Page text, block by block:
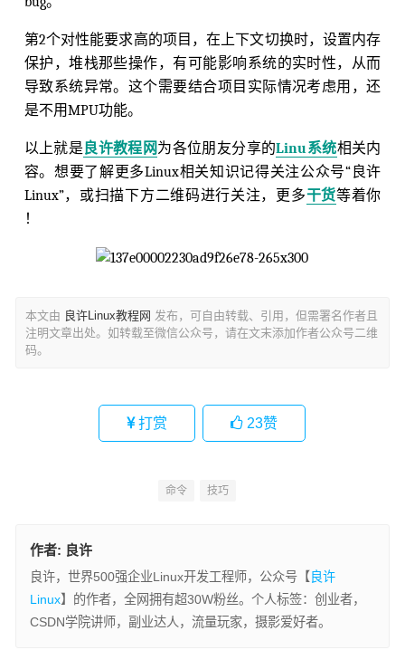
第2个对性能要求高的项目，在上下文切换时，设置内存
保护，堆栈那些操作，有可能影响系统的实时性，从而
导致系统异常。这个需要结合项目实际情况考虑用，还
是不用MPU功能。
以上就是良许教程网为各位朋友分享的Linu系统相关内
容。想要了解更多Linux相关知识记得关注公众号“良许
Linux”，或扫描下方二维码进行关注，更多干货等着你
！
本文由 良许Linux教程网 发布，可自由转载、引用，但需署名作者且
注明文章出处。如转载至微信公众号，请在文末添加作者公众号二维
码。
打赏 23赞
命令 技巧
作者: 良许
良许，世界500强企业Linux开发工程师，公众号【 良许
Linux】的作者，全网拥有超30W粉丝。个人标签：创业者，
CSDN学院讲师，副业达人，流量玩家，摄影爱好者。